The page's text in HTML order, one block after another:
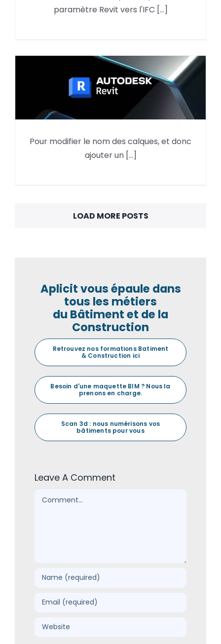
dans un IFC
paramètre Revit vers l'IFC [...]
Revit : Export DWG -Ajouter un
préfixe aux calques
Pour modifier le nom des calques, et donc
ajouter un [...]
LOAD MORE POSTS
Aplicit vous épaule dans
tous les métiers
du Bâtiment et de la
Construction
Retrouvez nos formations Batiment
& Construction ici
Besoin d'une maquette BIM ? Nous la
prenons en charge.
Scan 3d : nous numérisons vos
bâtiments pour vous
Leave A Comment
Comment